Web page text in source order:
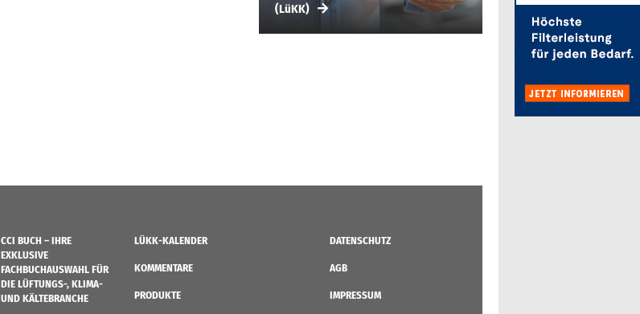
(LüKK)
CCI BUCH – IHRE
EXKLUSIVE
FACHBUCHAUSWAHL FÜR
DIE LÜFTUNGS-, KLIMA-
UND KÄLTEBRANCHE
LÜKK-KALENDER
KOMMENTARE
PRODUKTE
DATENSCHUTZ
AGB
IMPRESSUM